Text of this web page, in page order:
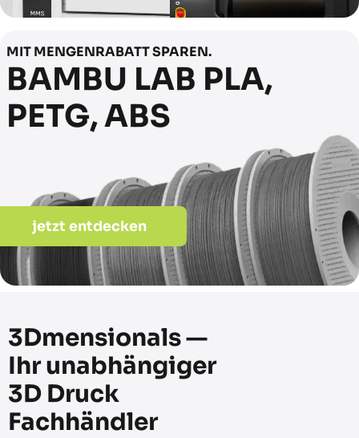
MIT MENGENRABATT SPAREN.
BAMBU LAB PLA,
PETG, ABS
jetzt entdecken
3Dmensionals —
Ihr unabhängiger
3D Druck
Fachhändler